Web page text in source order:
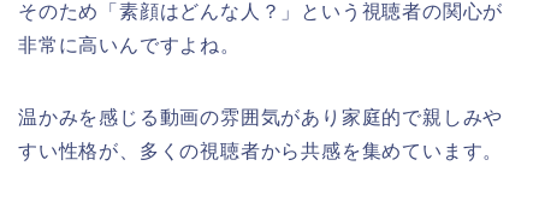
そのため「素顔はどんな人？」という視聴者の関心が
非常に高いんですよね。
温かみを感じる動画の雰囲気があり家庭的で親しみや
すい性格が、多くの視聴者から共感を集めています。